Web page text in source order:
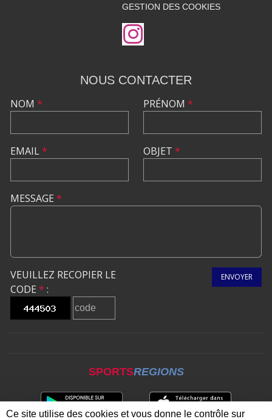
GESTION DES COOKIES
NOUS CONTACTER
NOM *
EMAIL*
PRÉNOM *
OBJET *
MESSAGE *
VEUILLEZ RECOPIER LE
CODE * :
ENVOYER
SPORTSREGIONS
Ce site utilise des cookies et vous donne le contrôle sur